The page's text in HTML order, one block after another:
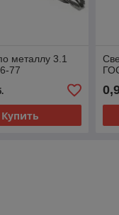
металлу 3.1
77
Купить